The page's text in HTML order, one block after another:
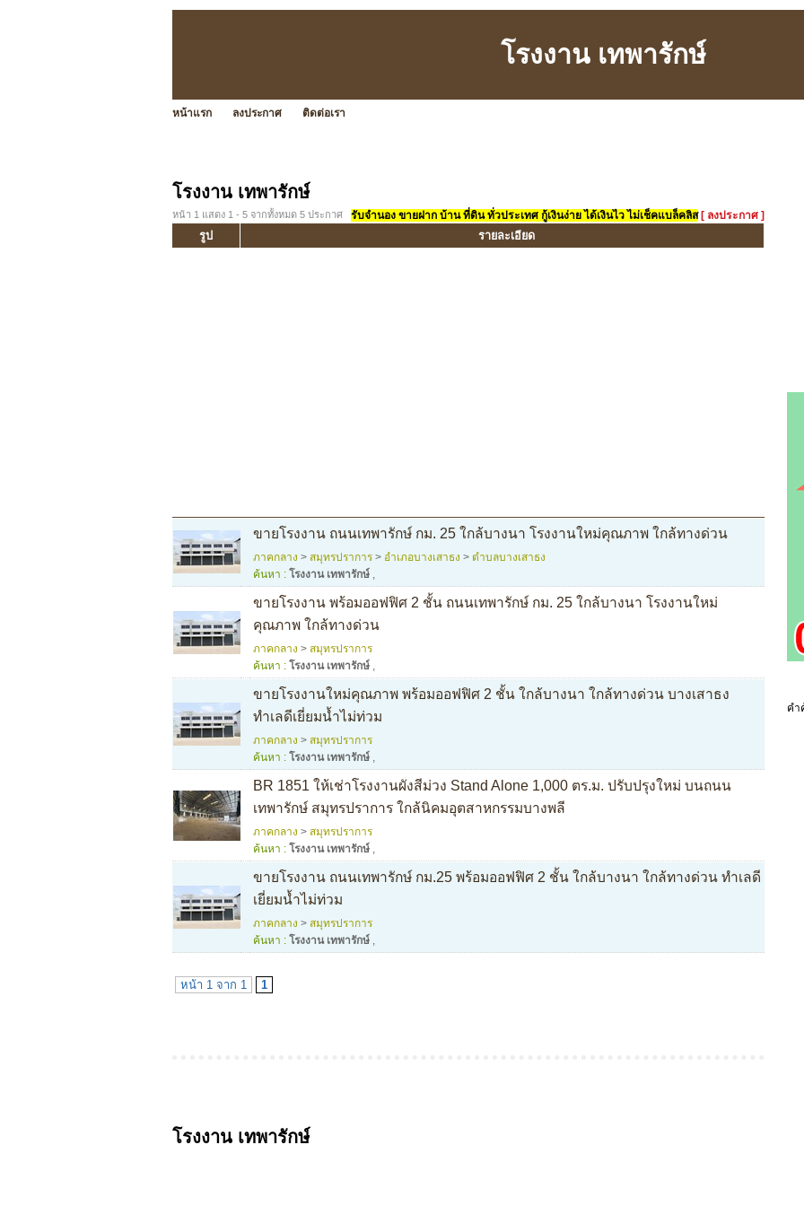
โรงงาน เทพารักษ์
หน้าแรก ลงประกาศ ติดต่อเรา
โรงงาน เทพารักษ์
หน้า 1 แสดง 1 - 5 จากทั้งหมด 5 ประกาศ รับจำนอง ขายฝาก บ้าน ที่ดิน ทั่วประเทศ กู้เงินง่าย ได้เงินไว ไม่เช็คแบล็คลิส [ ลงประกาศ ]
รูป รายละเอียด
ขายโรงงาน ถนนเทพารักษ์ กม. 25 ใกล้บางนา โรงงานใหม่คุณภาพ ใกล้ทางด่วน
ภาคกลาง > สมุทรปราการ > อำเภอบางเสาธง > ตำบลบางเสาธง
ค้นหา : โรงงาน เทพารักษ์ ,
ขายโรงงาน พร้อมออฟฟิศ 2 ชั้น ถนนเทพารักษ์ กม. 25 ใกล้บางนา โรงงานใหม่
คุณภาพ ใกล้ทางด่วน
ภาคกลาง > สมุทรปราการ
ค้นหา : โรงงาน เทพารักษ์ ,
ขายโรงงานใหม่คุณภาพ พร้อมออฟฟิศ 2 ชั้น ใกล้บางนา ใกล้ทางด่วน บางเสาธง
ทำเลดีเยี่ยมน้ำไม่ท่วม
ภาคกลาง > สมุทรปราการ
ค้นหา : โรงงาน เทพารักษ์ ,
BR 1851 ให้เช่าโรงงานผังสีม่วง Stand Alone 1,000 ตร.ม. ปรับปรุงใหม่ บนถนน
เทพารักษ์ สมุทรปราการ ใกล้นิคมอุตสาหกรรมบางพลี
ภาคกลาง > สมุทรปราการ
ค้นหา : โรงงาน เทพารักษ์ ,
ขายโรงงาน ถนนเทพารักษ์ กม.25 พร้อมออฟฟิศ 2 ชั้น ใกล้บางนา ใกล้ทางด่วน ทำเลดี
เยี่ยมน้ำไม่ท่วม
ภาคกลาง > สมุทรปราการ
ค้นหา : โรงงาน เทพารักษ์ ,
หน้า 1 จาก 1 1
โรงงาน เทพารักษ์
คำ